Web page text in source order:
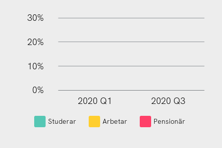
30%
20%
10%
0%
2020 Q1 2020 Q3
Studerar Arbetar Pensionär